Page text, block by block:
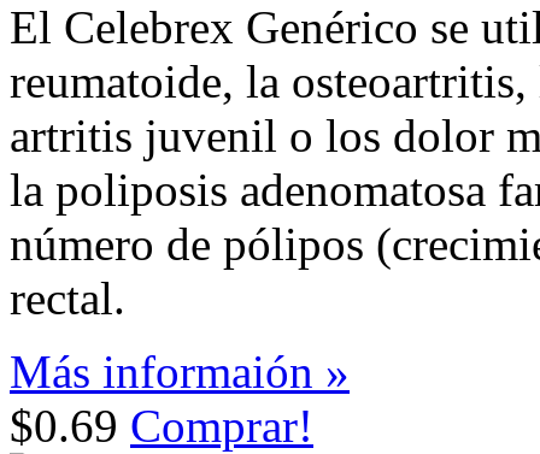
El Celebrex Genérico se
reumatoide, la
artritis juvenil o los dolor
la poliposis adenomatosa
número de pólipos
rectal.
Más informaión »
$0.69 Comprar!